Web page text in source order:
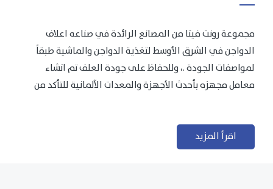
مجموعة رونت فيتا من المصانع الرائدة في صناعه اعلاف
الدواجن في الشرق الأوسط لتغذية الدواجن والماشية طبقاً
لمواصفات الجودة .، وللحفاظ على جودة العلف تم انشاء
معامل مجهزه بأحدث الأجهزة والمعدات الآلمانية للتأكد من
اقرأ المزيد